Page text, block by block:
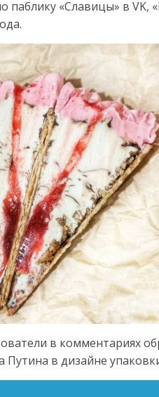
паблику «Славицы» в VK,
в комментариях
Путина в дизайне